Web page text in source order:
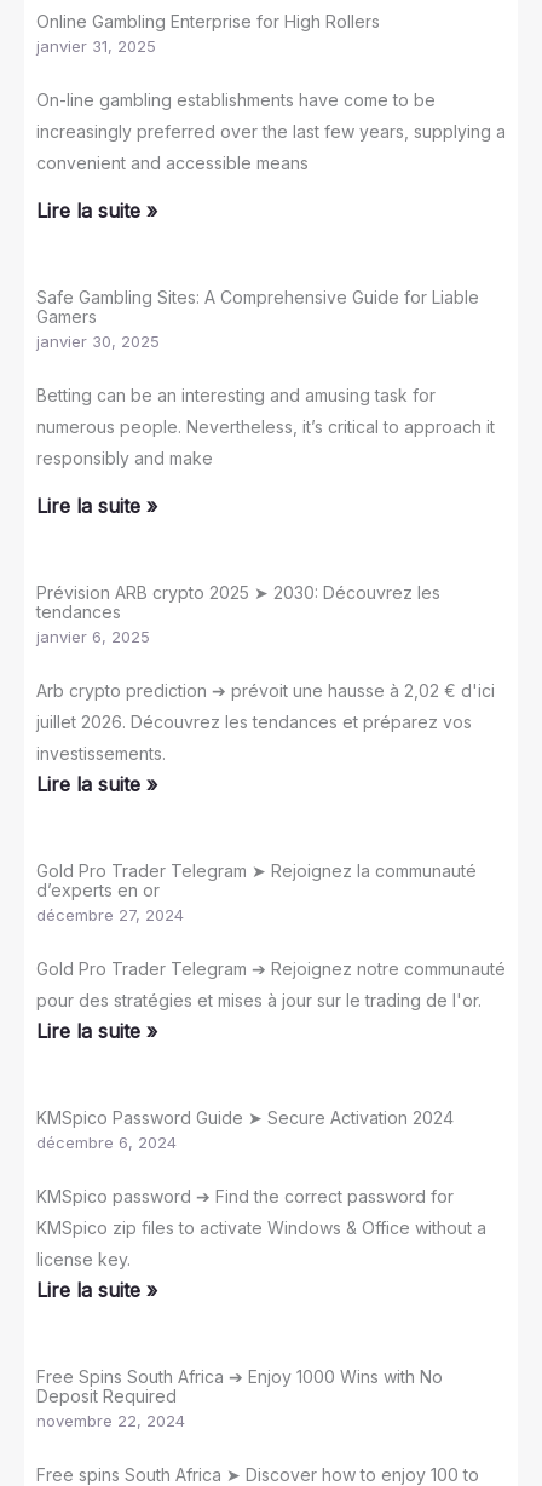
Online Gambling Enterprise for High Rollers
janvier 31, 2025
On-line gambling establishments have come to be
increasingly preferred over the last few years, supplying a
convenient and accessible means
Lire la suite »
Safe Gambling Sites: A Comprehensive Guide for Liable
Gamers
janvier 30, 2025
Betting can be an interesting and amusing task for
numerous people. Nevertheless, it’s critical to approach it
responsibly and make
Lire la suite »
Prévision ARB crypto 2025 ➤ 2030: Découvrez les
tendances
janvier 6, 2025
Arb crypto prediction ➔ prévoit une hausse à 2,02 € d'ici
juillet 2026. Découvrez les tendances et préparez vos
investissements.
Lire la suite »
Gold Pro Trader Telegram ➤ Rejoignez la communauté
d’experts en or
décembre 27, 2024
Gold Pro Trader Telegram ➔ Rejoignez notre communauté
pour des stratégies et mises à jour sur le trading de l'or.
Lire la suite »
KMSpico Password Guide ➤ Secure Activation 2024
décembre 6, 2024
KMSpico password ➔ Find the correct password for
KMSpico zip files to activate Windows & Office without a
license key.
Lire la suite »
Free Spins South Africa ➔ Enjoy 1000 Wins with No
Deposit Required
novembre 22, 2024
Free spins South Africa ➤ Discover how to enjoy 100 to